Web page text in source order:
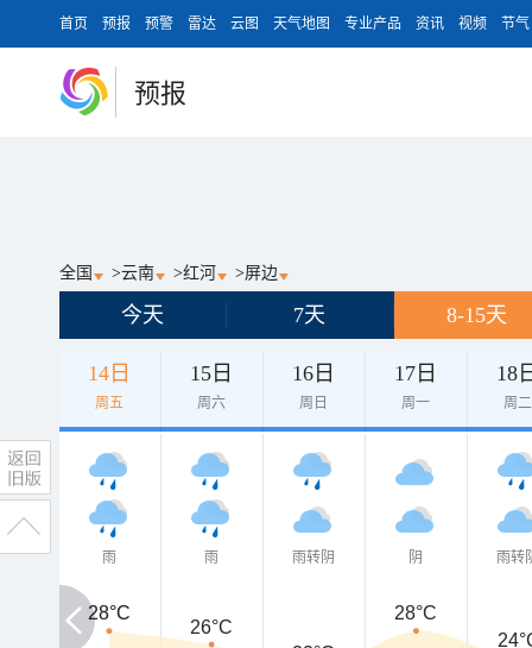
首页 预报 预警 雷达 云图 天气地图 专业产品 资讯 视频 节气
预报
全国 >云南 >红河 >屏边
今天 7天 8-15天
14日
周五
15日
周六
16日
周日
17日
周一
18
周二
雨 雨 雨转阴 阴 雨转
28°C
28°C
26°C
28°C